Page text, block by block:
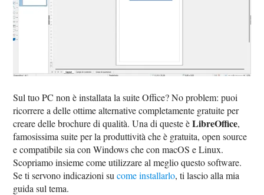
Sul tuo PC non è installata la suite Office? No problem: puoi
ricorrere a delle ottime alternative completamente gratuite per
creare delle brochure di qualità. Una di queste èLibreOffice,
famosissima suite per la produttività che è gratuita, open source
e compatibile sia con Windows che con macOS e Linux.
Scopriamo insieme come utilizzare al meglio questo software.
Se ti servono indicazioni sucome installarlo, ti lascio alla mia
guida sul tema.